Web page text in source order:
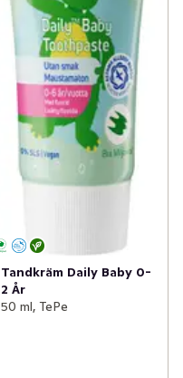
Tandkräm Daily Baby 0-
2 År
50 ml, TePe